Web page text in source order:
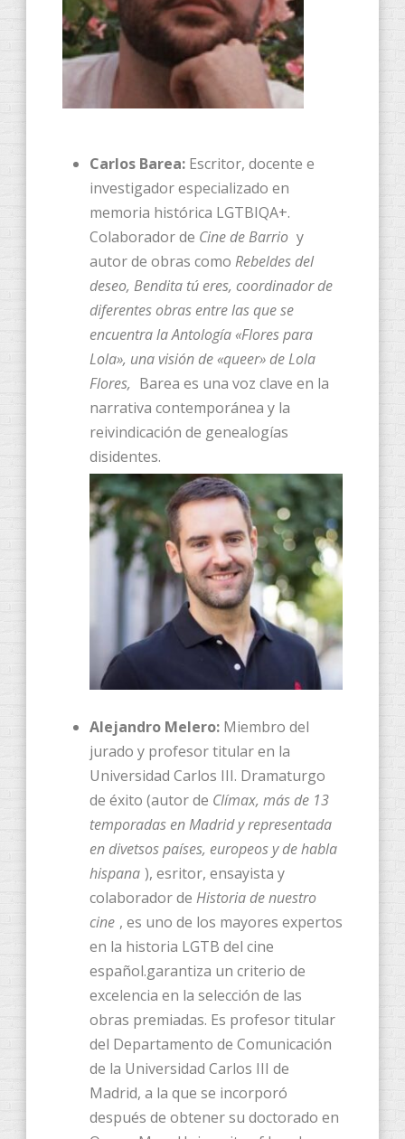
Carlos Barea: Escritor, docente e
investigador especializado en
memoria histórica LGTBIQA+.
Colaborador de Cine de Barrio y
autor de obras como Rebeldes del
deseo, Bendita tú eres, coordinador de
diferentes obras entre las que se
encuentra la Antología «Flores para
Lola», una visión de «queer» de Lola
Flores, Barea es una voz clave en la
narrativa contemporánea y la
reivindicación de genealogías
disidentes.
Alejandro Melero: Miembro del
jurado y profesor titular en la
Universidad Carlos III. Dramaturgo
de éxito (autor de Clímax, más de 13
temporadas en Madrid y representada
en divetsos países, europeos y de habla
hispana ), esritor, ensayista y
colaborador de Historia de nuestro
cine , es uno de los mayores expertos
en la historia LGTB del cine
español.garantiza un criterio de
excelencia en la selección de las
obras premiadas. Es profesor titular
del Departamento de Comunicación
de la Universidad Carlos III de
Madrid, a la que se incorporó
después de obtener su doctorado en